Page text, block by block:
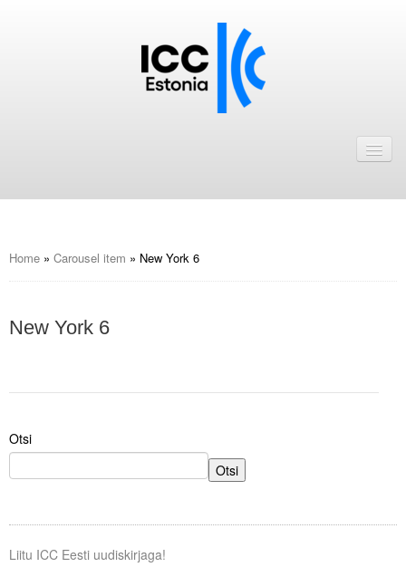
ICC Eesti liikmebaas
Astu ICC Eesti liikmeks!
Publikatsioonid
Viidad
Home » Carousel item » New York 6
New York 6
Otsi
Otsi
Liitu ICC Eesti uudiskirjaga!